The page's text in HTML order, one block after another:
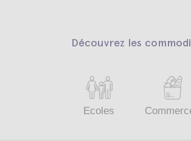
Découvrez les
Ecoles